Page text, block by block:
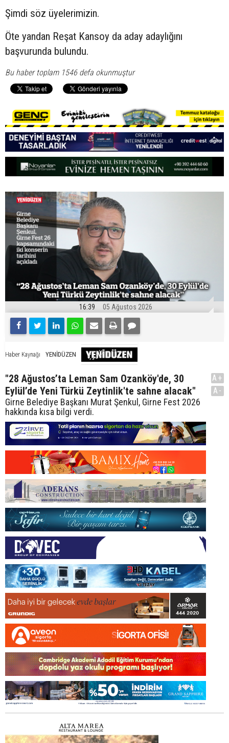
Şimdi söz üyelerimizin.
Öte yandan Reşat Kansoy da aday adaylığını
başvurunda bulundu.
Bu haber toplam 1546 defa okunmuştur
16:39 05 Ağustos 2026
Haber Kaynağı YENİDÜZEN
"28 Ağustos’ta Leman Sam Ozanköy'de, 30
Eylül’de Yeni Türkü Zeytinlik'te sahne alacak"
Girne Belediye Başkanı Murat Şenkul, Girne Fest 2026
hakkında kısa bilgi verdi.
A+
A-